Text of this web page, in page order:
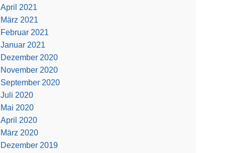
April 2021
März 2021
Februar 2021
Januar 2021
Dezember 2020
November 2020
September 2020
Juli 2020
Mai 2020
April 2020
März 2020
Dezember 2019